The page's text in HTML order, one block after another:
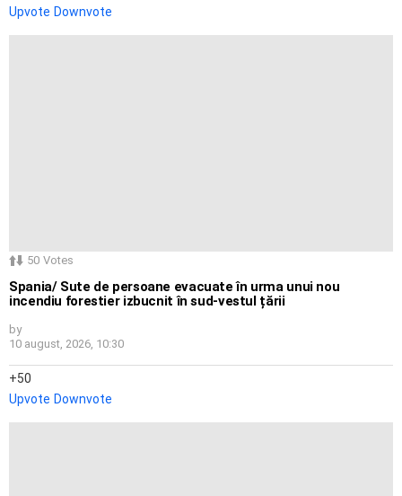
Upvote Downvote
50 Votes
Spania/ Sute de persoane evacuate în urma unui nou
incendiu forestier izbucnit în sud-vestul țării
by
10 august, 2026, 10:30
50
Upvote Downvote